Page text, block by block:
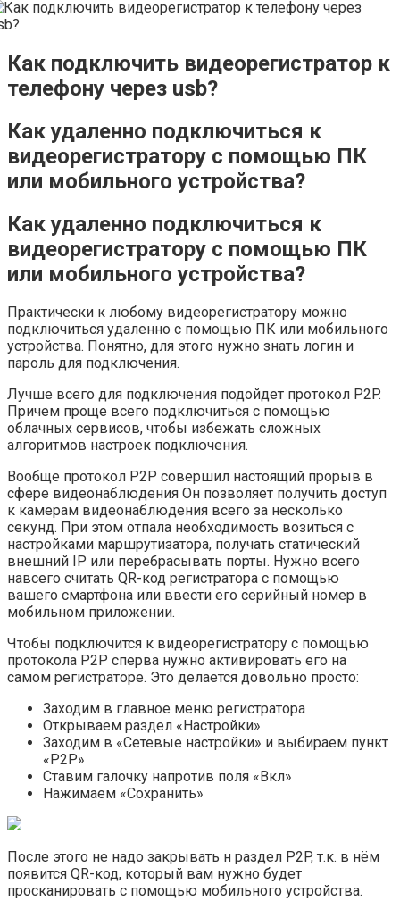
Как подключить видеорегистратор к
телефону через usb?
Как удаленно подключиться к
видеорегистратору с помощью ПК
или мобильного устройства?
Как удаленно подключиться к
видеорегистратору с помощью ПК
или мобильного устройства?
Практически к любому видеорегистратору можно
подключиться удаленно с помощью ПК или мобильного
устройства. Понятно, для этого нужно знать логин и
пароль для подключения.
Лучше всего для подключения подойдет протокол P2P.
Причем проще всего подключиться с помощью
облачных сервисов, чтобы избежать сложных
алгоритмов настроек подключения.
Вообще протокол P2P совершил настоящий прорыв в
сфере видеонаблюдения Он позволяет получить доступ
к камерам видеонаблюдения всего за несколько
секунд. При этом отпала необходимость возиться с
настройками маршрутизатора, получать статический
внешний IP или перебрасывать порты. Нужно всего
навсего считать QR-код регистратора с помощью
вашего смартфона или ввести его серийный номер в
мобильном приложении.
Чтобы подключится к видеорегистратору с помощью
протокола P2P сперва нужно активировать его на
самом регистраторе. Это делается довольно просто:
Заходим в главное меню регистратора
Открываем раздел «Настройки»
Заходим в «Сетевые настройки» и выбираем пункт
«P2P»
Ставим галочку напротив поля «Вкл»
Нажимаем «Сохранить»
После этого не надо закрывать н раздел P2P, т.к. в нём
появится QR-код, который вам нужно будет
просканировать с помощью мобильного устройства.